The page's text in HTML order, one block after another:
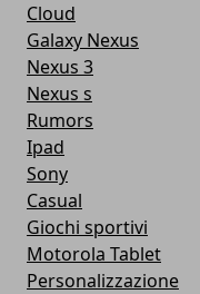
Cloud
Galaxy Nexus
Nexus 3
Nexus s
Rumors
Ipad
Sony
Casual
Giochi sportivi
Motorola Tablet
Personalizzazione